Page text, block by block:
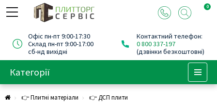
0
Офіс пн-пт 9:00-17:30
Склад пн-пт 9:00-17:00
сб-нд вихідні
Контактний телефон:
0 800 337-197
(дзвінки безкоштовні)
Категорії
👉 Плитні матеріали 👉 ДСП плити